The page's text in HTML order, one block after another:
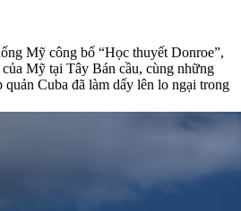
Mỹ công bố “Học thuyết Donroe”,
Mỹ tại Tây Bán cầu, cùng những
quản Cuba đã làm dấy lên lo ngại trong